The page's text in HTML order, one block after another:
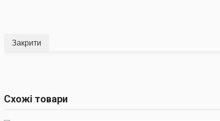
Закрити
Схожі товари